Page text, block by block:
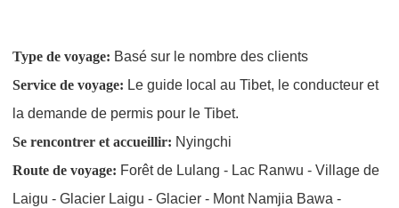
Type de voyage: Basé sur le nombre des clients
Service de voyage: Le guide local au Tibet, le conducteur et
la demande de permis pour le Tibet.
Se rencontrer et accueillir: Nyingchi
Route de voyage: Forêt de Lulang - Lac Ranwu - Village de
Laigu - Glacier Laigu - Glacier - Mont Namjia Bawa -